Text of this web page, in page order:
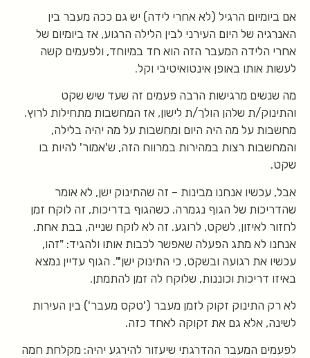
אם ביומיום הרגיל (לא אחרי לידה) יש גם ככה מעבר בין
האנרגיה של היום העירני לבין הלילה הרגוע, אז ביומיום של
אחרי הלידה המעבר הזה הוא חד במיוחד, ולפעמים קשה
לעשות אותו באופן אינטואיטיבי וקל.
מה שנשים מרגישות הרבה פעמים זה שעד שיש שקט
והתינוק/ת שלהן הולך/ת לישון, אז המחשבות מתחילות לרוץ.
מחשבות על מה היה היום ומחשבות על מה יהיה בלילה,
והמחשבות רצות במהירות במרווח הזה, ש'אמור' להיות בו
שקט.
אבל, עכשיו אנחנו מבינות – זה שהתינוק ישן, לא אומר
שהדריכות של הגוף נגמרה. כשהגוף בדריכות, זה לוקח זמן
לחזור לאיזון, לשקט, לרוגע. זה לא לוקח שנייה, בבת אחת.
אנחנו לא מתג הפעלה שאפשר לכבות אותו ולהגיד: "זהו,
עכשיו את רגועה ובשקט, כי התינוק ישן'". הגוף עדיין נמצא
באיזו דריכות וכוננות, שלוקח לה זמן להתמתן.
לא רק התינוק זקוק לזמן מעבר ('טקס מעבר') בין העירות
לשינה, אלא גם את זקוקה לאחד כזה.
לפעמים המעבר ההדרגתי שיעזור להירגע יהיה: מקלחת חמה